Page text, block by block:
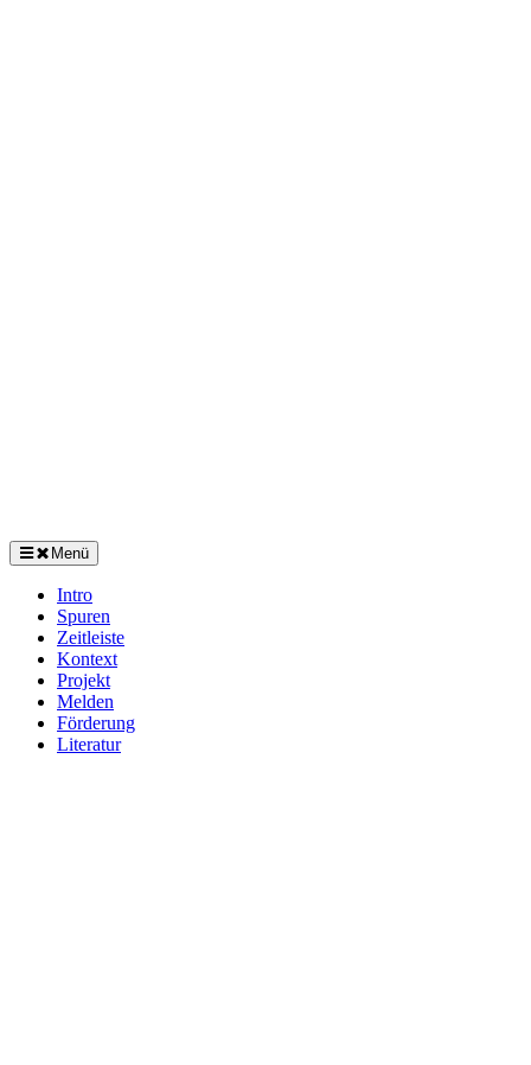
Menü
Intro
Spuren
Zeitleiste
Kontext
Projekt
Melden
Förderung
Literatur